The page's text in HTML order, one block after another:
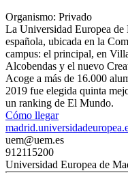
Organismo: Privado
La Universidad Europea de
española, ubicada en la
campus: el principal, en
Alcobendas y el nuevo
Acoge a más de 16.000
2019 fue elegida quinta
un ranking de El Mundo.
Cómo llegar
uem@uem.es
912115200
Universidad Europea de